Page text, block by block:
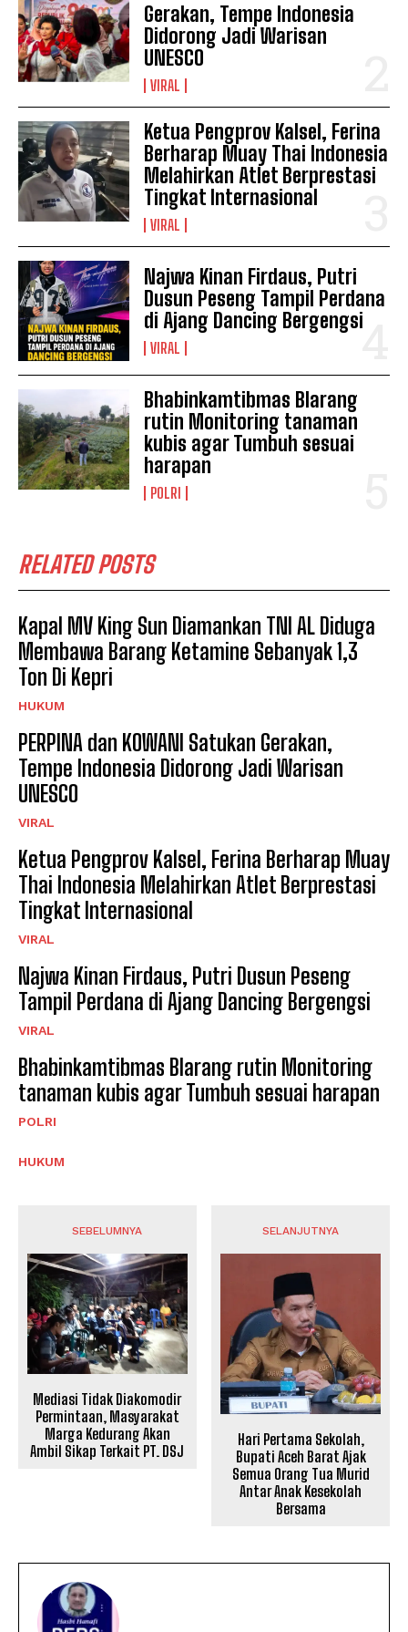
Gerakan, Tempe Indonesia
Didorong Jadi Warisan
UNESCO
VIRAL
Ketua Pengprov Kalsel, Ferina
Berharap Muay Thai Indonesia
Melahirkan Atlet Berprestasi
Tingkat Internasional
VIRAL
Najwa Kinan Firdaus, Putri
Dusun Peseng Tampil Perdana
di Ajang Dancing Bergengsi
VIRAL
Bhabinkamtibmas Blarang
rutin Monitoring tanaman
kubis agar Tumbuh sesuai
harapan
POLRI
RELATED POSTS
Kapal MV King Sun Diamankan TNI AL Diduga
Membawa Barang Ketamine Sebanyak 1,3
Ton Di Kepri
HUKUM
PERPINA dan KOWANI Satukan Gerakan,
Tempe Indonesia Didorong Jadi Warisan
UNESCO
VIRAL
Ketua Pengprov Kalsel, Ferina Berharap Muay
Thai Indonesia Melahirkan Atlet Berprestasi
Tingkat Internasional
VIRAL
Najwa Kinan Firdaus, Putri Dusun Peseng
Tampil Perdana di Ajang Dancing Bergengsi
VIRAL
Bhabinkamtibmas Blarang rutin Monitoring
tanaman kubis agar Tumbuh sesuai harapan
POLRI
HUKUM
SEBELUMNYA
Mediasi Tidak Diakomodir
Permintaan, Masyarakat
Marga Kedurang Akan
Ambil Sikap Terkait PT. DSJ
SELANJUTNYA
Hari Pertama Sekolah,
Bupati Aceh Barat Ajak
Semua Orang Tua Murid
Antar Anak Kesekolah
Bersama